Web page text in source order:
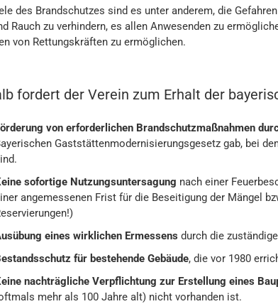
des Brandschutzes sind es unter anderem, die
Rauch zu verhindern, es allen Anwesenden zu
von Rettungskräften zu ermöglichen.
fordert der Verein zum Erhalt der
von erforderlichen Brandschutzmaßnahmen
Gaststättenmodernisierungsgesetz gab, bei
sofortige Nutzungsuntersagung nach einer
angemessenen Frist für die Beseitigung der Mängel
eines wirklichen Ermessens durch die
für bestehende Gebäude, die vor 1980
nachträgliche Verpflichtung zur Erstellung eines
mehr als 100 Jahre alt) nicht vorhanden ist.